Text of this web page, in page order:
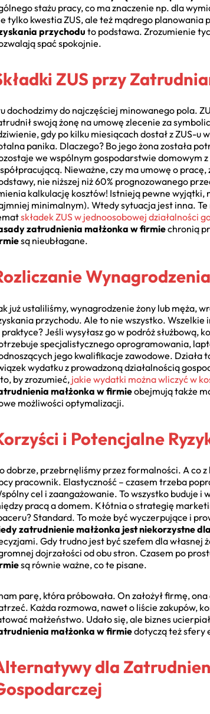
stażu pracy, co ma znaczenie np. dla
tylko kwestia ZUS, ale też mądrego planowania
przychodu to podstawa. Zrozumienie
spać spokojnie.
ZUS przy
dochodzimy do najczęściej minowanego pola.
swoją żonę na umowę zlecenie za
gdy po kilku miesiącach dostał z ZUS-u
panika. Dlaczego? Bo jego żona została
we wspólnym gospodarstwie domowym
Nieważne, czy ma umowę o
nie niższej niż 60% prognozowanego
kalkulację kosztów! Istnieją pewne wyjątki,
minimalnym). Wtedy sytuacja jest inna.
składek ZUS w jednoosobowej działalności
zatrudnienia małżonka w firmiechronią
są nieubłagane.
już ustaliliśmy, wynagrodzenie żony lub męża,
przychodu. Ale to nie wszystko.
praktyce? Jeśli wysyłasz go w podróż służbową,
specjalistycznego oprogramowania,
jego kwalifikacje zawodowe. Działa
wydatku z prowadzoną działalnością
by zrozumieć, jakie wydatki można wliczyć w
małżonka w firmieobejmują także
możliwości optymalizacji.
i Potencjalne
dobrze, przebrnęliśmy przez formalności. A co
pracownik. Elastyczność – czasem trzeba
cel i zaangażowanie. To wszystko buduje
pracą a domem. Kłótnia o strategię
Standard. To może być wyczerpujące i
zatrudnienie małżonka jest niekorzystne
Gdy trudno jest być szefem dla
dojrzałości od obu stron. Czasem po
są równie ważne, co te pisane.
parę, która próbowała. On założył firmę,
Każda rozmowa, nawet o liście zakupów,
małżeństwo. Udało się, ale biznes
małżonka w firmiedotyczą też sfery
dla